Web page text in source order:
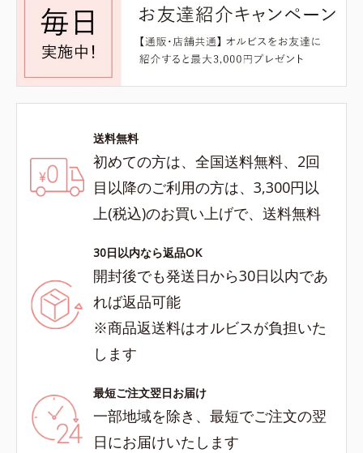
送料無料
初めての方は、全国送料無料、2回
目以降のご利用の方は、3,300円以
上(税込)のお買い上げで、送料無料
30日以内なら返品OK
開封後でも発送日から30日以内であ
れば返品可能
※商品返送料はオルビスが負担いた
します
最短ご注文翌日お届け
一部地域を除き、最短でご注文の翌
日にお届けいたします